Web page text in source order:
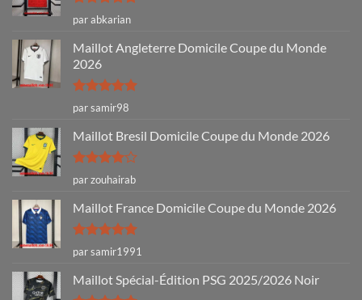
Note5sur
5
par abkarian
Maillot Angleterre Domicile Coupe du Monde
2026
Note5sur
5
par samir98
Maillot Bresil Domicile Coupe du Monde 2026
Note4
sur 5
par zouhairab
Maillot France Domicile Coupe du Monde 2026
Note5sur
5
par samir1991
Maillot Spécial-Édition PSG 2025/2026 Noir